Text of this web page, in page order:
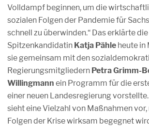
Volldampf beginnen, um die
sozialen Folgen der Pandemie für
schnell zu überwinden.“ Das erklärte
Spitzenkandidatin Katja Pähle heute in
sie gemeinsam mit den
Regierungsmitgliedern Petra Grimm-
Willingmann ein Programm für die
einer neuen Landesregierung
sieht eine Vielzahl von Maßnahmen
Folgen der Krise wirksam begegnet